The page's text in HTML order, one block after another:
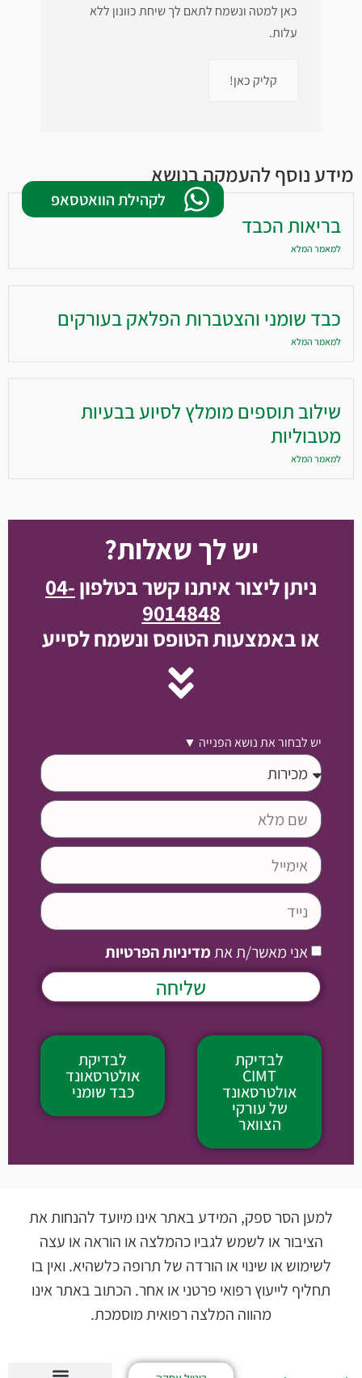
כאן למטה ונשמח לתאם לך שיחת כוונון ללא
עלות.
קליק כאן!
מידע נוסף להעמקה בנושא
בריאות הכבד
למאמר המלא
כבד שומני והצטברות הפלאק בעורקים
למאמר המלא
שילוב תוספים מומלץ לסיוע בבעיות
מטבוליות
למאמר המלא
יש לך שאלות?
ניתן ליצור איתנו קשר בטלפון04-
9014848
או באמצעות הטופס ונשמח לסייע
יש לבחור את נושא הפנייה ▼
אני מאשר/ת אתמדיניות הפרטיות
שליחה
לבדיקת
CIMT
אולטרסאונד
של עורקי
הצוואר
לבדיקת
אולטרסאונד
כבד שומני
למען הסר ספק, המידע באתר אינו מיועד להנחות את
הציבור או לשמש לגביו כהמלצה או הוראה או עצה
לשימוש או שינוי או הורדה של תרופה כלשהיא. ואין בו
תחליף לייעוץ רפואי פרטני או אחר. הכתוב באתר אינו
מהווה המלצה רפואית מוסמכת.
לקהילת הוואטסאפ